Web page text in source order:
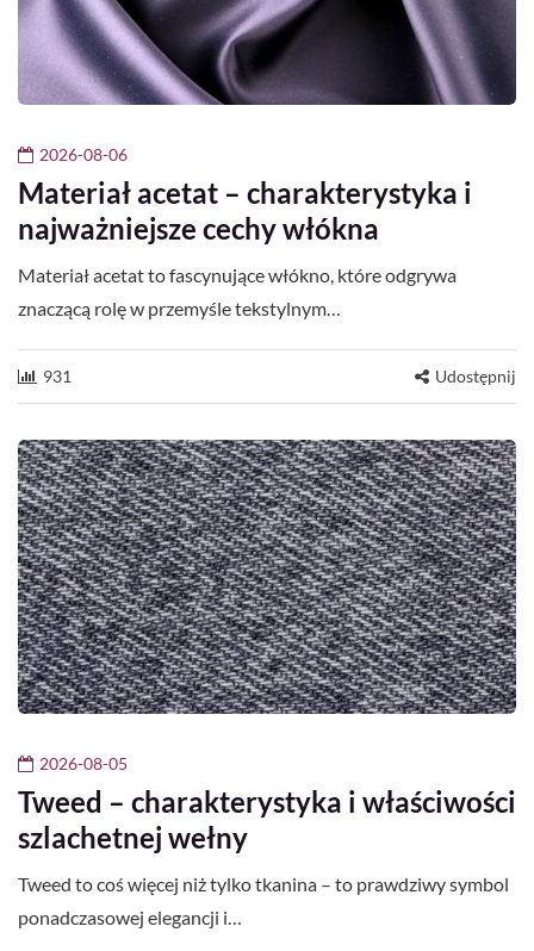
2026-08-06
Materiał acetat – charakterystyka i
najważniejsze cechy włókna
Materiał acetat to fascynujące włókno, które odgrywa
znaczącą rolę w przemyśle tekstylnym…
931 Udostępnij
2026-08-05
Tweed – charakterystyka i właściwości
szlachetnej wełny
Tweed to coś więcej niż tylko tkanina – to prawdziwy symbol
ponadczasowej elegancji i…